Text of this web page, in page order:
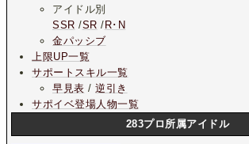
アイドル別
SSR /SR / R･N
金パッシブ
上限UP一覧
サポートスキル一覧
早見表 /逆引き
サポイベ登場人物一覧
283プロ所属アイドル